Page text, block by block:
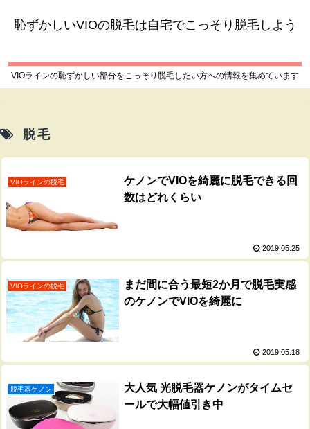
恥ずかしいVIOの脱毛は自宅でこっそり脱毛しよう
VIOラインの恥ずかしい部分をこっそり脱毛したい方への情報を集めています
脱毛
VIOラインの脱毛
ケノンでVIOを綺麗に脱毛できる回
数はどれくらい
2019.05.25
VIOラインの脱毛
まだ間に合う最短2か月で脱毛実感
のケノンでVIOを綺麗に
2019.05.18
脱毛器ケノン
大人気 光脱毛器ケノンがタイムセ
ールで大幅値引き中